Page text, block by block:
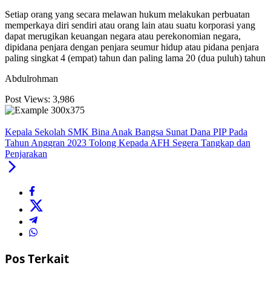
Setiap orang yang secara melawan hukum melakukan perbuatan
memperkaya diri sendiri atau orang lain atau suatu korporasi yang
dapat merugikan keuangan negara atau perekonomian negara,
dipidana penjara dengan penjara seumur hidup atau pidana penjara
paling singkat 4 (empat) tahun dan paling lama 20 (dua puluh) tahun
Abdulrohman
Post Views: 3,986
Kepala Sekolah SMK Bina Anak Bangsa Sunat Dana PIP Pada
Tahun Anggran 2023 Tolong Kepada AFH Segera Tangkap dan
Penjarakan
Pos Terkait